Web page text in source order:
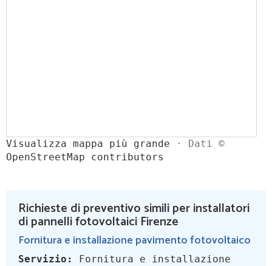
Visualizza mappa più grande · Dati ©
OpenStreetMap contributors
Richieste di preventivo simili per installatori
di pannelli fotovoltaici Firenze
Fornitura e installazione pavimento fotovoltaico
Servizio:
Fornitura e installazione